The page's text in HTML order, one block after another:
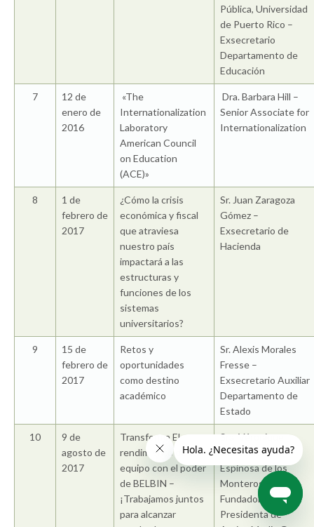
Pública, Universidad
de Puerto Rico –
Exsecretario
Departamento de
Educación
7
12 de
enero de
2016
«The
Internationalization
Laboratory
American Council
on Education
(ACE)»
Dra. Barbara Hill –
Senior Associate for
Internationalization
8
1 de
febrero de
2017
¿Cómo la crisis
económica y fiscal
que atraviesa
nuestro país
impactará a las
estructuras y
funciones de los
sistemas
universitarios?
Sr. Juan Zaragoza
Gómez –
Exsecretario de
Hacienda
9
15 de
febrero de
2017
Retos y
oportunidades
como destino
académico
Sr. Alexis Morales
Fresse –
Exsecretario Auxiliar
Departamento de
Estado
10
9 de
agosto de
2017
Transforma El
rendimiento de tu
equipo con el poder
de BELBIN –
¡Trabajamos juntos
para alcanzar
Sra. Véronique
Descombes
Espinosa de los
Monteros – La
Fundadora y
Presidenta de